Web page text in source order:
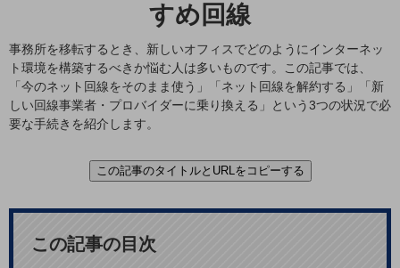
Smart Industry
Smart Mobility
Smart Worksite
生成AI(Generative AI)
地域の取り組み
自治体・地域社会との共創
別ウィンドウで開きます
すめ回線
事務所を移転するとき、新しいオフィスでどのようにインターネッ
ト環境を構築するべきか悩む人は多いものです。この記事では、
「今のネット回線をそのまま使う」「ネット回線を解約する」「新
しい回線事業者・プロバイダーに乗り換える」という3つの状況で必
要な手続きを紹介します。
この記事のタイトルとURLをコピーする
この記事の目次